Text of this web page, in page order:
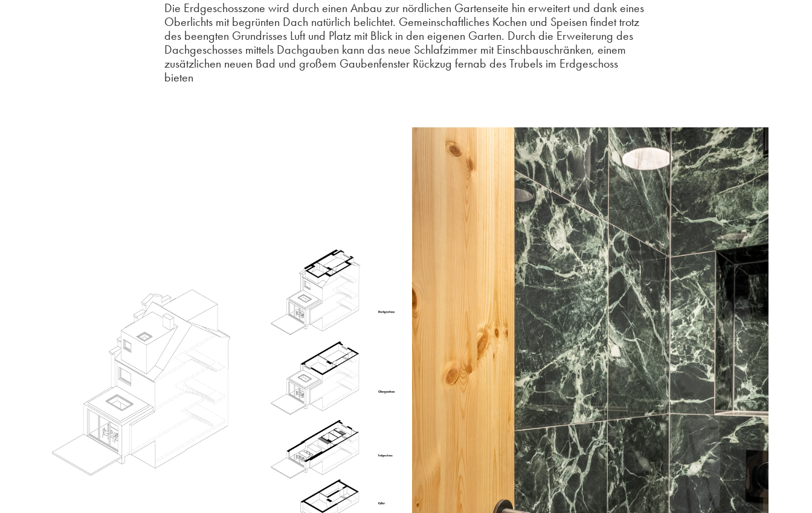
Die Erdgeschosszone wird durch einen Anbau zur nördlichen Gartenseite hin erweitert und dank eines
Oberlichts mit begrünten Dach natürlich belichtet. Gemeinschaftliches Kochen und Speisen findet trotz
des beengten Grundrisses Luft und Platz mit Blick in den eigenen Garten. Durch die Erweiterung des
Dachgeschosses mittels Dachgauben kann das neue Schlafzimmer mit Einschbauschränken, einem
zusätzlichen neuen Bad und großem Gaubenfenster Rückzug fernab des Trubels im Erdgeschoss
bieten